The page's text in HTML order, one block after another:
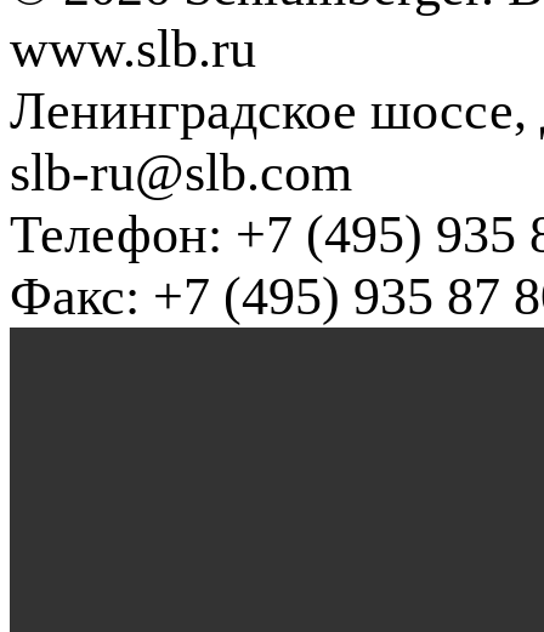
www.slb.ru
Ленинградское
slb-ru@slb.com
Телефон: +7 (495) 935
Факс: +7 (495) 935 87